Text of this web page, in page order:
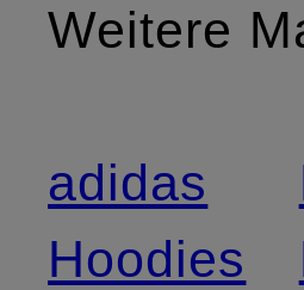
Weitere
adidas
Hoodies